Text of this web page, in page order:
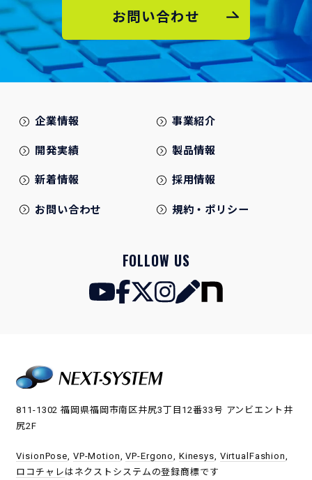
お問い合わせ
企業情報 事業紹介
開発実績 製品情報
新着情報 採用情報
お問い合わせ 規約・ポリシー
FOLLOW US
811-1302 福岡県福岡市南区井尻3丁目12番33号 アンビエント井
尻2F
VisionPose VP-Motion ,VP-Ergono Kinesys VirtualFashion
ロコチャレ はネクストシステムの登録商標です